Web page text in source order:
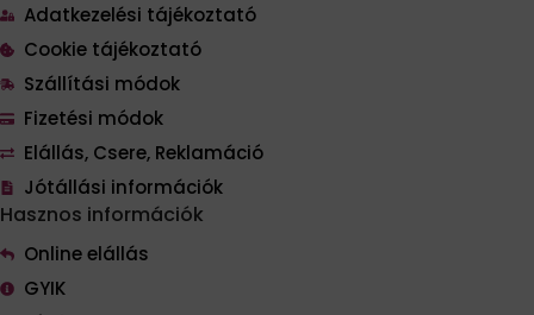
Adatkezelési tájékoztató
Cookie tájékoztató
Szállítási módok
Fizetési módok
Elállás, Csere, Reklamáció
Jótállási információk
Hasznos információk
Online elállás
GYIK